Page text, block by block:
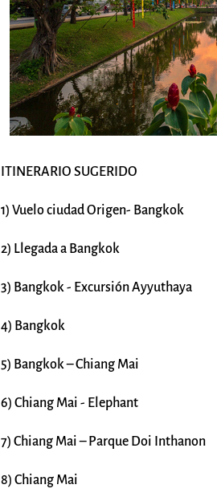
ITINERARIO SUGERIDO
1) Vuelo ciudad Origen- Bangkok
2) Llegada a Bangkok
3) Bangkok - Excursión Ayyuthaya
4) Bangkok
5) Bangkok – Chiang Mai
6) Chiang Mai - Elephant
7) Chiang Mai – Parque Doi Inthanon
8) Chiang Mai